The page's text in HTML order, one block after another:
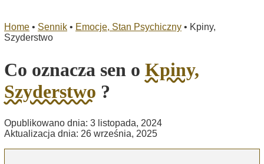
Home • Sennik • Emocje, Stan Psychiczny • Kpiny,
Szyderstwo
Co oznacza sen o Kpiny,
Szyderstwo ?
Opublikowano dnia: 3 listopada, 2024
Aktualizacja dnia: 26 września, 2025